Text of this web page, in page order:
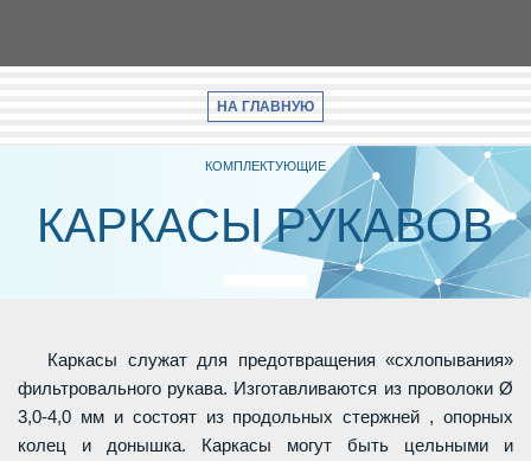
НА ГЛАВНУЮ
КОМПЛЕКТУЮЩИЕ
КАРКАСЫ РУКАВОВ
Каркасы служат для предотвращения «схлопывания»
фильтровального рукава. Изготавливаются из проволоки Ø
3,0-4,0 мм и состоят из продольных стержней , опорных
колец и донышка. Каркасы могут быть цельными и